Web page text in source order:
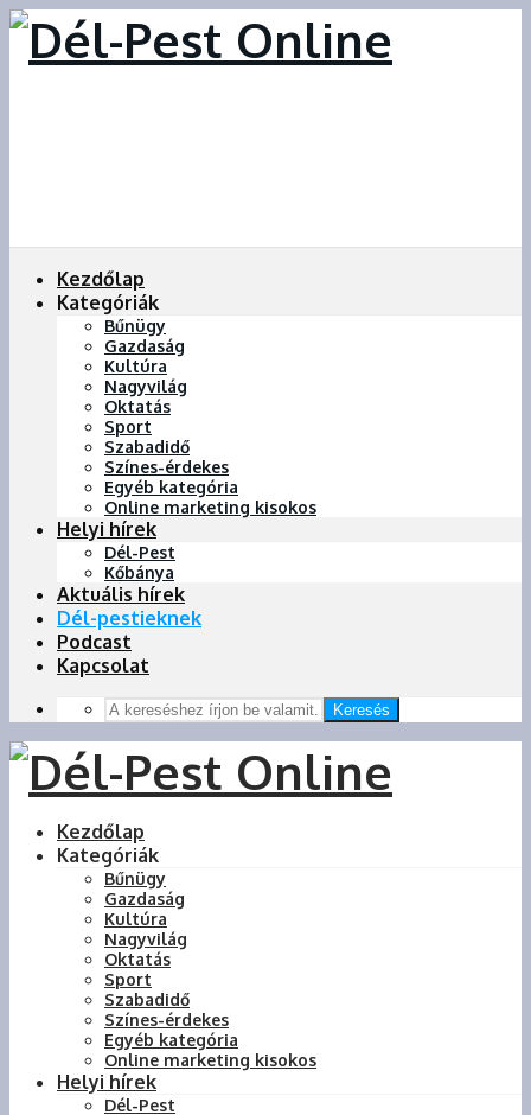
Kezdőlap
Kategóriák
Bűnügy
Gazdaság
Kultúra
Nagyvilág
Oktatás
Sport
Szabadidő
Színes-érdekes
Egyéb kategória
Online marketing kisokos
Helyi hírek
Dél-Pest
Kőbánya
Aktuális hírek
Dél-pestieknek
Podcast
Kapcsolat
Keresés
Kezdőlap
Kategóriák
Bűnügy
Gazdaság
Kultúra
Nagyvilág
Oktatás
Sport
Szabadidő
Színes-érdekes
Egyéb kategória
Online marketing kisokos
Helyi hírek
Dél-Pest